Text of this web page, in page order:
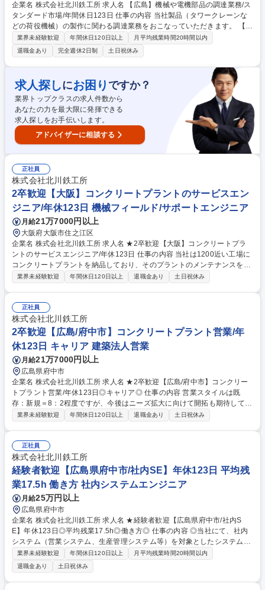
企業名 株式会社北川鉄工所 求人名 【広島】機械や電機部品の調達業務/ス
タンダード市場/年間休日123日 仕事の内容 当社製品（タワークレーンな
どの荷役機械）の製作に関わる調達業務をおこなっていただきます。 【業
務内容】 ■荷役機械製作に必要な機械・電機部品の発注 ■納期管理、価格
交渉 【出張頻度】 ■日帰り 1～3回/月 ■展示会やサプライヤー訪問 1、2
回/半年 募集職種 【広島】機械や電機部品の調達業務/スタンダード市場/年
間休日123日
業界未経験歓迎 年間休日120日以上
月平均残業時間20時間以内
退職金あり
完全週休2日制 土日祝休み
求人探しにお困り ですか？
業界トップクラスの求人件数から
あなたの力を最大限に発揮できる
求人探しをお手伝いします。
アドバイザーに相談する
正社員
株式会社北川鉄工所
2卒歓迎【大阪】コンクリートプラントのサービスエン
ジニア/年休123日 機械フィールド/サポートエンジニア
月給21万7000円以上
大阪府大阪市住之江区
企業名 株式会社北川鉄工所 求人名 ★2卒歓迎【大阪】コンクリートプラ
ントのサービスエンジニア/年休123日 仕事の内容 当社は1200近い工場に
コンクリートプラントを納品しており、そのプラントのメンテナンスを行
います。（メンテナンスの始まり方）・定期点検を通じてレポートを作成
プ・お客様からの問合せ 【詳細】■点検後、修繕が必要な箇所に対して修
繕提案 (1)修繕するため見積り作成を協力会社に依頼し、内容精査 (2)CL
に合意いただけたら協力会社に発注■設備一つにあたり20年の対応年数■
営業の付加価値の一つとしてアフターメンテナンス ※建設作業を伴う業務
は発生しません 募集職種 ★2卒歓迎【大阪】コンクリートプラントのサー
ビスエンジニア/年休123日
業界未経験歓迎 年間休日120日以上 退職金あり 土日祝休み
正社員
株式会社北川鉄工所
2卒歓迎【広島/府中市】コンクリートプラント営業/年
休123日 キャリア 建築法人営業
月給21万7000円以上
広島県府中市
企業名 株式会社北川鉄工所 求人名 ★2卒歓迎【広島/府中市】コンクリー
トプラント営業/年休123日◎キャリア◎ 仕事の内容 営業スタイルは既
存：新規＝8：2程度ですが、今後はニーズ拡大に向けて開拓も期待してい
ます！研修制度も整っており、業界未経験の方でも安心して就業できま
メーカーの既存顧客への関係構築、情報収集 ・客先要望のヒアリング、仕
様検討 ・プレゼンテーション、見積もり ・現地の立ち上げや試運転の立
会い、サービス部門への引継 ・新規顧客獲得のための商品PR 募集職種 ★
2卒歓迎【広島/府中市】コンクリートプラント営業/年休123日◎キャリア
◎
業界未経験歓迎 年間休日120日以上 退職金あり 土日祝休み
正社員
株式会社北川鉄工所
経験者歓迎【広島県府中市/社内SE】年休123日 平均残
業17.5h 働き方 社内システムエンジニア
月給25万円以上
広島県府中市
企業名 株式会社北川鉄工所 求人名 ★経験者歓迎【広島県府中市/社内S
E】年休123日◎平均残業17.5h◎働き方◎ 仕事の内容 ◎当社にて、社内
システム（営業システム、生産管理システム等）を対象としたシステム開
発、改修、運用などを行っていただきます。 【具体的な業務】 ■利用部門
とのシステム検討 ■システム企画、要件定義（システム概要仕様書作成）
■システム開発（Webアプリケーション 他） ■システム改修、運用など 募
集職種 ★経験者歓迎【広島県府中市/社内SE】年休123日◎平均残業17.5h
業界未経験歓迎 年間休日120日以上
月平均残業時間20時間以内
退職金あり
土日祝休み